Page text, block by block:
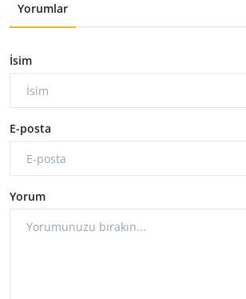
Yorumlar
İsim
E-posta
Yorum